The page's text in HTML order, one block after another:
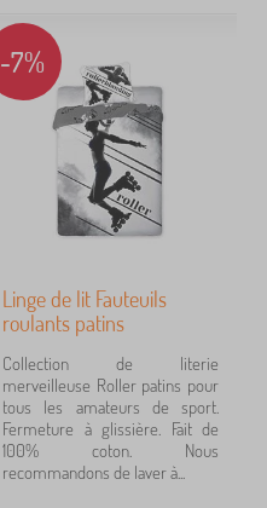
-7%
Linge de lit Fauteuils
roulants patins
Collection de literie
merveilleuse Roller patins pour
tous les amateurs de sport.
Fermeture à glissière. Fait de
100% coton. Nous
recommandons de laver à...